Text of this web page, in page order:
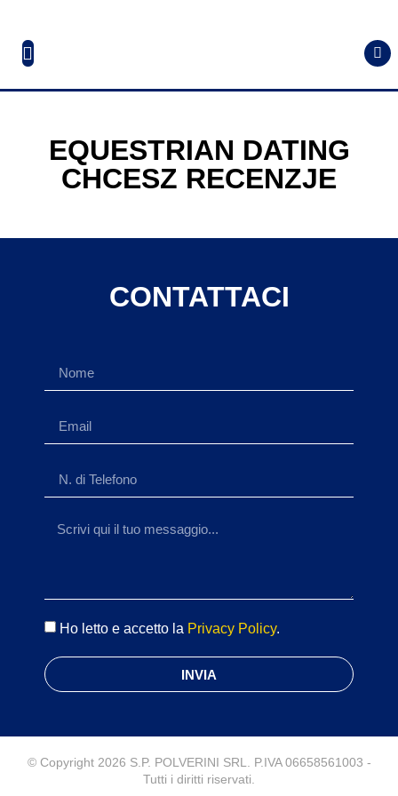
EQUESTRIAN DATING
CHCESZ RECENZJE
CONTATTACI
Ho letto e accetto la Privacy Policy.
INVIA
© Copyright 2026 S.P. POLVERINI SRL. P.IVA 06658561003 -
Tutti i diritti riservati.